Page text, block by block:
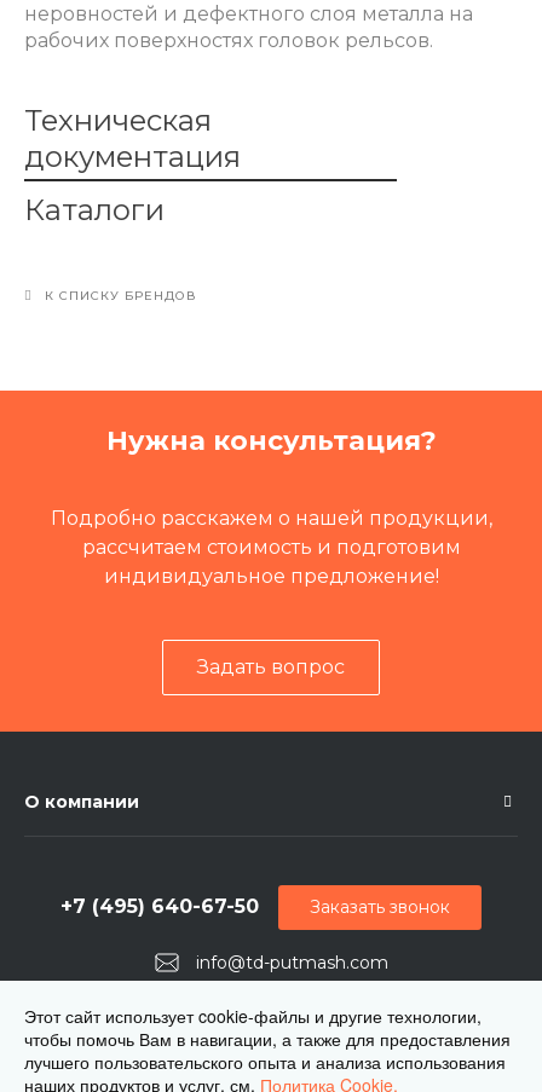
неровностей и дефектного слоя металла на
рабочих поверхностях головок рельсов.
Техническая
документация
Каталоги
К СПИСКУ БРЕНДОВ
Нужна консультация?
Подробно расскажем о нашей продукции,
рассчитаем стоимость и подготовим
индивидуальное предложение!
Задать вопрос
О компании
info@td-putmash.com
+7 (495) 640-67-50
г. Москва, 1-й Кирпичный переулок, дом 2
Заказать звонок
Этот сайт использует cookie-файлы и другие технологии,
чтобы помочь Вам в навигации, а также для предоставления
лучшего пользовательского опыта и анализа использования
наших продуктов и услуг. см. Политика Cookie.